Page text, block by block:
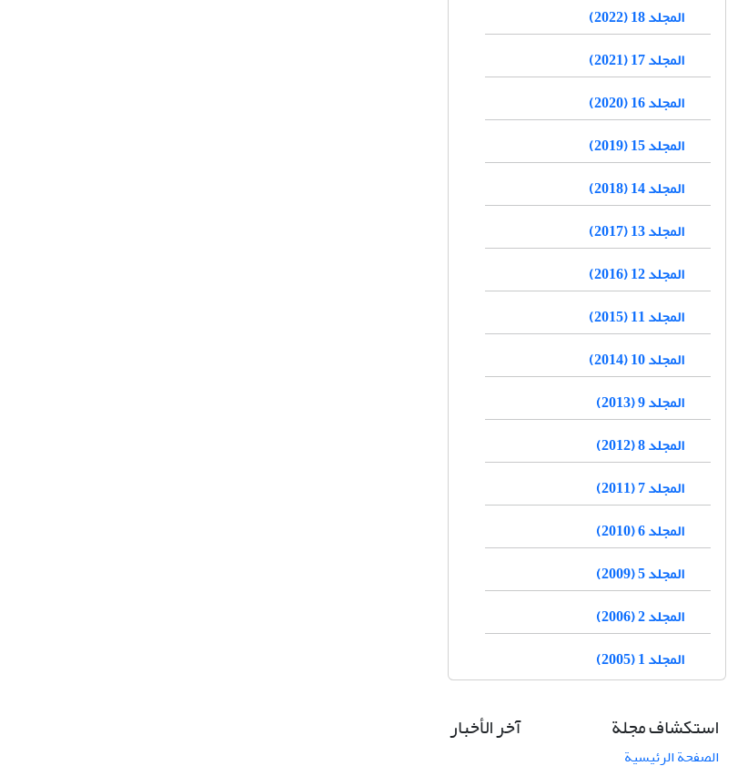
المجلد 18 (2022)
المجلد 17 (2021)
المجلد 16 (2020)
المجلد 15 (2019)
المجلد 14 (2018)
المجلد 13 (2017)
المجلد 12 (2016)
المجلد 11 (2015)
المجلد 10 (2014)
المجلد 9 (2013)
المجلد 8 (2012)
المجلد 7 (2011)
المجلد 6 (2010)
المجلد 5 (2009)
المجلد 2 (2006)
المجلد 1 (2005)
استكشاف مجلة
الصفحة الرئيسية
آخر الأخبار